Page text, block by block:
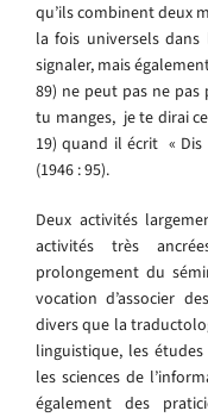
qu’ils combinent deux
la fois universels
signaler, mais
89) ne peut pas ne pas
tu manges, je te dirai
19) quand il écrit «
(1946 : 95).
Deux activités
activités très
prolongement du
vocation d’associer
divers que la
linguistique, les
les sciences de
également des